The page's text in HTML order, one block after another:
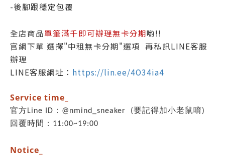
-後腳跟穩定包覆
全店商品單筆滿千即可辦理無卡分期喲!!
官網下單 選擇"中租無卡分期"選項 再私訊LINE客服
辦理
LINE客服網址： https://lin.ee/4O34ia4
Service time_
官方Line ID：@nmind_sneaker (要記得加小老鼠唷)
回覆時間：11:00~19:00
Notice_